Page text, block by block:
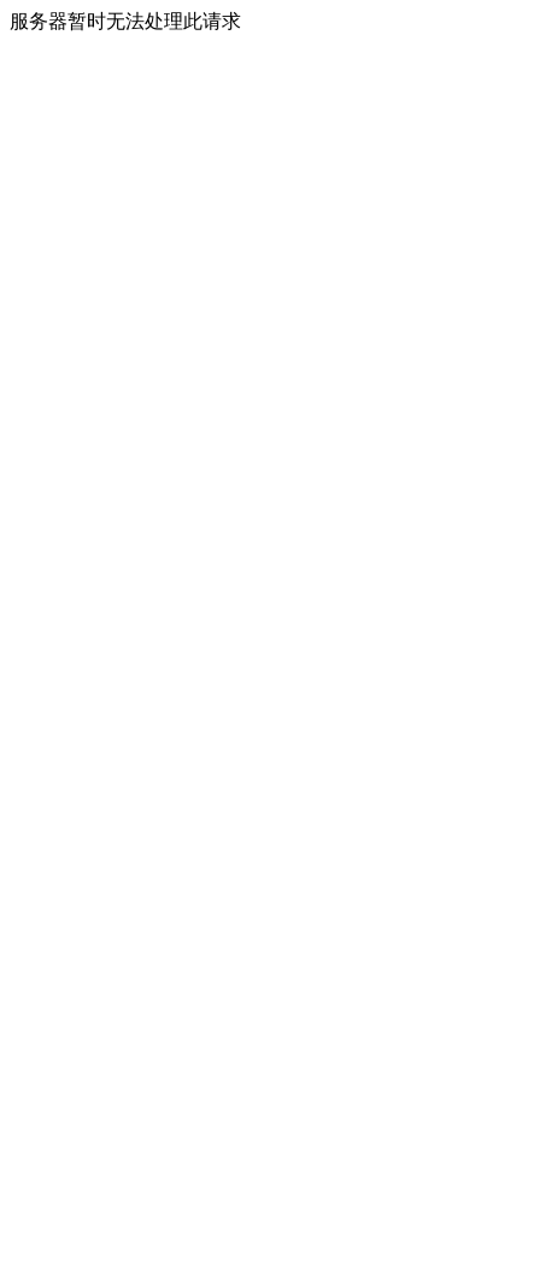
服务器暂时无法处理此请求